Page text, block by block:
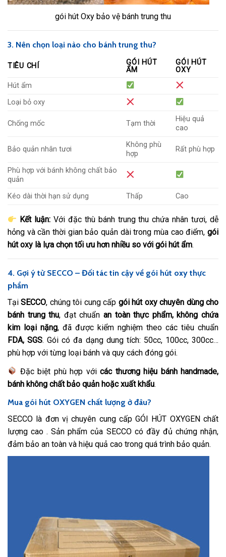
gói hút Oxy bảo vệ bánh trung thu
3. Nên chọn loại nào cho bánh trung thu?
TIÊU CHÍ
GÓI HÚT
ẨM
GÓI HÚT
OXY
Hút ẩm
Loại bỏ oxy
Chống mốc Tạm thời
Hiệu quả
cao
Bảo quản nhân tươi
Không phù
hợp
Rất phù hợp
Phù hợp với bánh không chất bảo
quản
Kéo dài thời hạn sử dụng
Thấp Cao
Kết luận: Với đặc thù bánh trung thu chứa nhân tươi, dễ
hỏng và cần thời gian bảo quản dài trong mùa cao điểm, gói
hút oxy là lựa chọn tối ưu hơn nhiều so với gói hút ẩm.
4. Gợi ý từ SECCO – Đối tác tin cậy về gói hút oxy thực
phẩm
TạiSECCO, chúng tôi cung cấp gói hút oxy chuyên dùng cho
bánh trung thu, đạt chuẩnan toàn thực phẩm, không chứa
kim loại nặng, đã được kiểm nghiệm theo các tiêu chuẩn
FDA, SGS. Gói có đa dạng dung tích: 50cc, 100cc, 300cc…
phù hợp với từng loại bánh và quy cách đóng gói.
Đặc biệt phù hợp vớicác thương hiệu bánh handmade,
bánh không chất bảo quản hoặc xuất khẩu.
Mua gói hút OXYGEN chất lượng ở đâu?
SECCO là đơn vị chuyên cung cấp GÓI HÚT OXYGEN chất
lượng cao . Sản phẩm của SECCO có đầy đủ chứng nhận,
đảm bảo an toàn và hiệu quả cao trong quá trình bảo quản.